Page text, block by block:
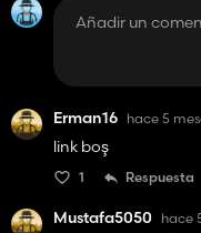
Erman16 hace 5
link boş
1 Respuesta
Mustafa5050 hace